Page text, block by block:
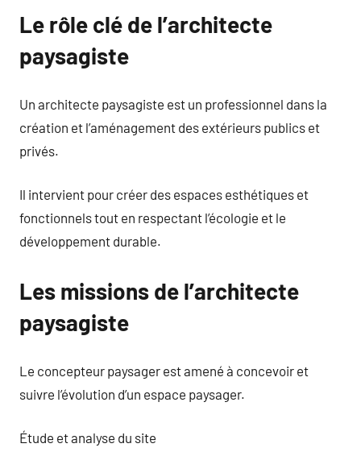
Le rôle clé de l’architecte
paysagiste
Un architecte paysagiste est un professionnel dans la
création et l’aménagement des extérieurs publics et
privés.
Il intervient pour créer des espaces esthétiques et
fonctionnels tout en respectant l’écologie et le
développement durable.
Les missions de l’architecte
paysagiste
Le concepteur paysager est amené à concevoir et
suivre l’évolution d’un espace paysager.
Étude et analyse du site